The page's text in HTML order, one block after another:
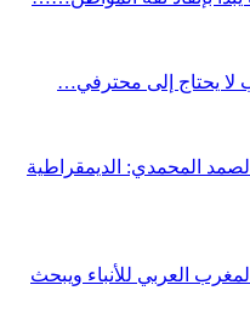
لا يحتاج إلى محترفي…
المحمدي: الديمقراطية
العربي للأنباء ويبحث